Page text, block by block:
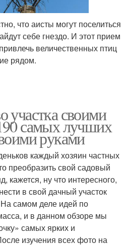
что аисты могут поселиться
себе гнездо. И этот прием
величественных птиц
рядом.
участка своими
самых лучших
руками
каждый хозяин частных
преобразить свой садовый
кажется, ну что интересного,
в свой дачный участок
самом деле идей по
и в данном обзоре мы
самых ярких и
изучения всех фото на